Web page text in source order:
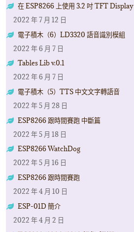
在 ESP8266 上使用 3.2 吋 TFT Display
2022 年 7 月 12 日
電子積木（6）LD3320 語音識別模組
2022 年 6 月 7 日
Tables Lib v.0.1
2022 年 6 月 7 日
電子積木（5）TTS 中文文字轉語音
2022 年 5 月 28 日
ESP8266 跟時間賽跑 中斷篇
2022 年 5 月 18 日
ESP8266 WatchDog
2022 年 5 月 16 日
ESP8266 跟時間賽跑
2022 年 4 月 10 日
ESP-01D 簡介
2022 年 4 月 2 日